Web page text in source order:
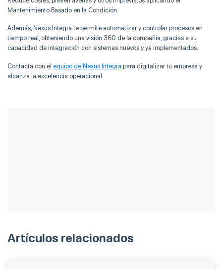
Mantenimiento Basado en la Condición.
Además, Nexus Integra te permite automatizar y controlar procesos en
tiempo real, obteniendo una visión 360 de la compañía, gracias a su
capacidad de integración con sistemas nuevos y ya implementados.
Contacta con el equipo de Nexus Integra para digitalizar tu empresa y
alcanza la excelencia operacional.
Artículos relacionados